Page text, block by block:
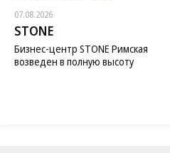
07.08.2026
STONE
Бизнес-центр STONE Римская
возведен в полную высоту